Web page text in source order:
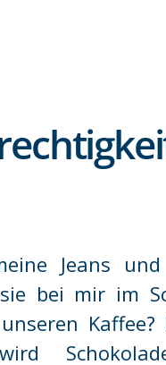
Jeans
bei mir im
Kaffee?